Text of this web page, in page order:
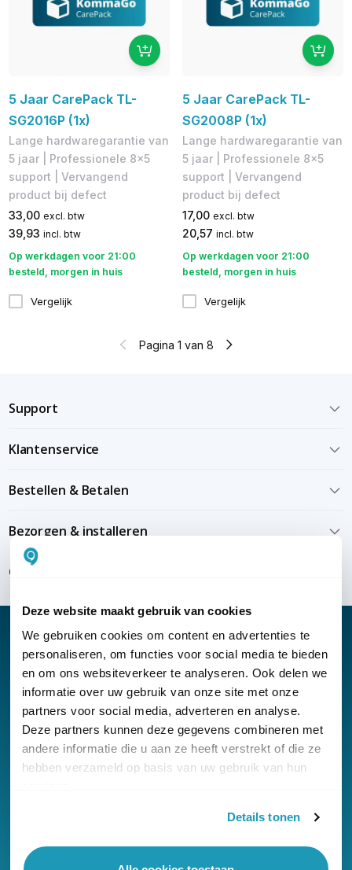
Deze website maakt gebruik van cookies
We gebruiken cookies om content en advertenties te
personaliseren, om functies voor social media te bieden
en om ons websiteverkeer te analyseren. Ook delen we
informatie over uw gebruik van onze site met onze
partners voor social media, adverteren en analyse.
Deze partners kunnen deze gegevens combineren met
andere informatie die u aan ze heeft verstrekt of die ze
hebben verzameld op basis van uw gebruik van hun
Details tonen
5 Jaar CarePack TL-
SG2016P (1x)
Lange hardwaregarantie van
5 jaar | Professionele 8x5
support | Vervangend
product bij defect
33,00 excl. btw
39,93 incl. btw
Op werkdagen voor 21:00
besteld, morgen in huis
Vergelijk
5 Jaar CarePack TL-
SG2008P (1x)
Lange hardwaregarantie van
5 jaar | Professionele 8x5
support | Vervangend
product bij defect
17,00 excl. btw
20,57 incl. btw
Op werkdagen voor 21:00
besteld, morgen in huis
Vergelijk
Pagina 1 van 8
Support
Klantenservice
Bestellen & Betalen
Bezorgen & installeren
Over KommaGo
Nieuwsbrief
Klantenservice